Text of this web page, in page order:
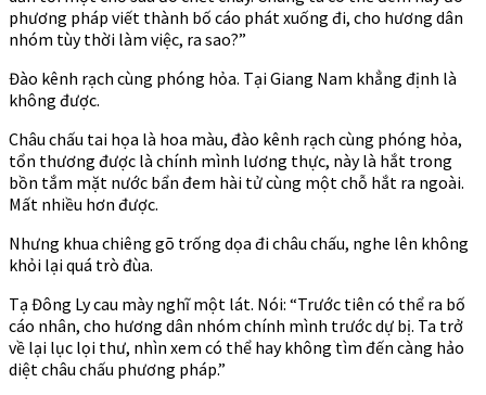
phương pháp viết thành bố cáo phát xuống đi, cho hương dân
nhóm tùy thời làm việc, ra sao?”
Đào kênh rạch cùng phóng hỏa. Tại Giang Nam khẳng định là
không được.
Châu chấu tai họa là hoa màu, đào kênh rạch cùng phóng hỏa,
tổn thương được là chính mình lương thực, này là hắt trong
bồn tắm mặt nước bẩn đem hài tử cùng một chỗ hắt ra ngoài.
Mất nhiều hơn được.
Nhưng khua chiêng gõ trống dọa đi châu chấu, nghe lên không
khỏi lại quá trò đùa.
Tạ Đông Ly cau mày nghĩ một lát. Nói: “Trước tiên có thể ra bố
cáo nhân, cho hương dân nhóm chính mình trước dự bị. Ta trở
về lại lục lọi thư, nhìn xem có thể hay không tìm đến càng hảo
diệt châu chấu phương pháp.”